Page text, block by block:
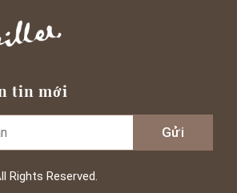
tin mới
Rights Reserved.